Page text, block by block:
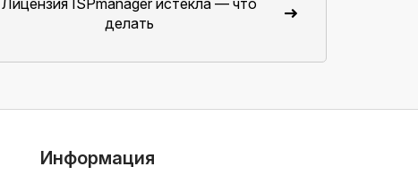
делать
Информация